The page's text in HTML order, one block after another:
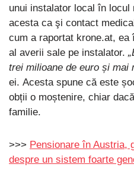
unui instalator local în
acesta ca şi contact
cum a raportat krone.at,
al averii sale pe instalator.
trei milioane de euro și mai
ei. Acesta spune că este
obții o moștenire, chiar
familie.
>>> Pensionare în Austria,
despre un sistem foarte